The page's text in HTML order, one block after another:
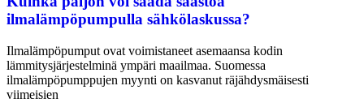
ilmalämpöpumpulla sähkölaskussa?
Ilmalämpöpumput ovat voimistaneet asemaansa kodin
lämmitysjärjestelminä ympäri maailmaa. Suomessa
ilmalämpöpumppujen myynti on kasvanut räjähdysmäisesti
viimeisien